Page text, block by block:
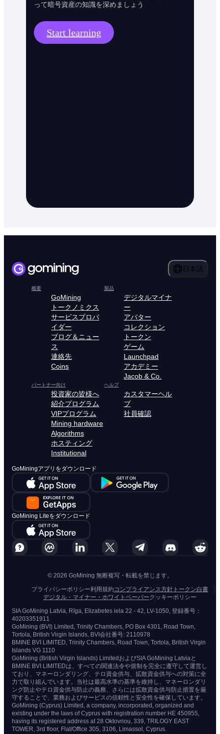
って暗号資産の知識を深めましょう
Start learning
日本語
概要
GoMining
トークノミクス
サービスプロバ
イダー
ブログ＆ニュー
ス
連絡先
Coins
製品
デジタルマイナ
ー
アバター
コレクション
トークン
ゲーム
Launchpad
アカデミー
Jacob & Co.
パートナー向け
投資家の皆様へ
紹介プログラム
VIPプログラム
Mining hardware
Algorithms
ホスティング
Institutional
ヘルプ
カスタマーヘル
プ
社員確認
GoMiningアプリをダウンロード
GoMining Liteをダウンロード
© 2026 GoMining 無断複写・転載を禁じます。
プライバシーポリシー利用規約 コンプライアンス方針 トークン白書
デジタル・マイナー・ホワイトペーパークッキーポリシー
SIA GoMining Latvia, Rīga, Elizabetes iela 22 - 42, LV-1050, 登録番号：
40203351911
GoMining (BVI) Limited, Trinity Chambers, PO Box 4301, Road Town,
Tortola, British Virgin Islands, BVI会社番号: 2110978
BMINE BVI LIMITED, Trinity Chambers, Road Town, Tortola, British Virgin
Islands VG 1110
GoMining (British Virgin Islands) LimitedおよびSIA GoMining Latviaと
BMINE BVI LIMITEDは、すべての関連法令や規制を完全に遵守して運営し
ており、マネーロンダリング、テロ資金供与、拡散資金供与への対策に全
力で取り組んでいます。当社は最高水準の基準を維持し、マネーロンダリ
ング防止やテロ資金供与防止の義務、さらには拡散資金供与防止措置を厳
守することで、業務およびサービスの信頼性と安全性を確保しています。
GoMining (Cyprus) Limited, a company, incorporated, organized and
existing under the laws of Cyprus with registration number HE 450955,
having its registered address at 28 Oktovriou, 339, TRILOGY EAST
TOWER, 3rd floor, Flat/Office 305, 3106, Limassol, Cyprus.